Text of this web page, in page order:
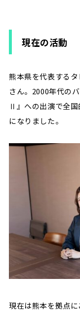
現在の活動
熊本県を代表する
さん。2000年代の
Ⅱ』への出演で全
になりました。
現在は熊本を拠点